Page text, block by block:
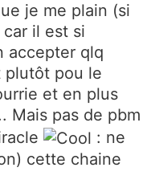
je me plain (si
il est si
accepter qlq
plutôt pou le
et en plus
Mais pas de pbm
: ne
cette chaine